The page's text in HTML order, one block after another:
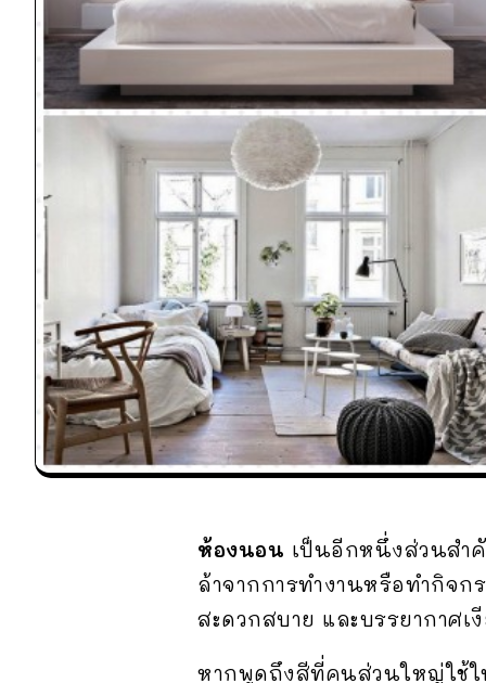
ห้องนอน เป็นอีกหนึ่งส่วนสำ
ล้าจากการทำงานหรือทำกิจ
สะดวกสบาย และบรรยากาศ
หากพูดถึงสีที่คนส่วนใหญ่ใช้ใ